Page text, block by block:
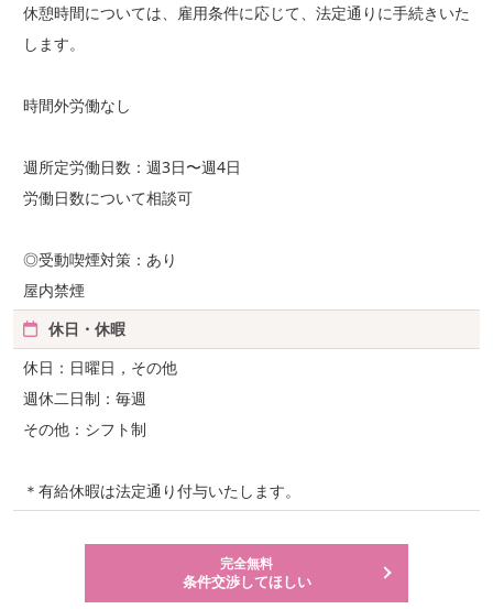
休憩時間については、雇用条件に応じて、法定通りに手続きいた
します。
時間外労働なし
週所定労働日数：週3日〜週4日
労働日数について相談可
◎受動喫煙対策：あり
屋内禁煙
休日・休暇
休日：日曜日，その他
週休二日制：毎週
その他：シフト制
＊有給休暇は法定通り付与いたします。
完全無料
条件交渉してほしい